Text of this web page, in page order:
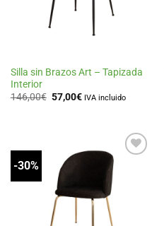
Silla sin Brazos Art – Tapizada
Interior
146,00€ El
precio
57,00€ElIVA incluido
-30%